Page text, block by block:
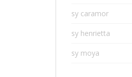
sy caramor
sy henrietta
sy moya